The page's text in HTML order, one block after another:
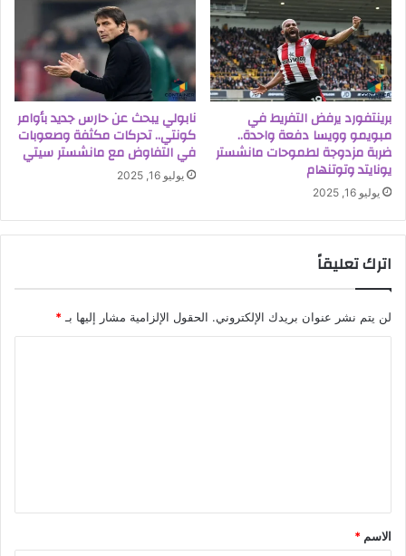
برينتفورد يرفض التفريط في
مبويمو وويسا دفعة واحدة..
ضربة مزدوجة لطموحات مانشستر
يونايتد وتوتنهام
يوليو 16, 2025
نابولي يبحث عن حارس جديد بأوامر
كونتي.. تحركات مكثفة وصعوبات
في التفاوض مع مانشستر سيتي
يوليو 16, 2025
اترك تعليقاً
لن يتم نشر عنوان بريدك الإلكتروني. الحقول الإلزامية مشار إليها بـ *
ق
*
الاسم *